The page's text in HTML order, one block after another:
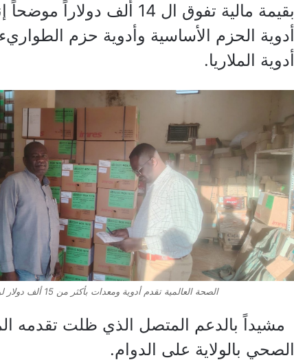
بقيمة مالية تفوق ال 14 ألف
أدوية الحزم الأساسية وأدوية حزم
أدوية الملاريا.
الصحة العالمية تقدم أدوية ومعدات بأكثر من 15 ألف دولار لولاية القضارف
مشيداً بالدعم المتصل الذي ظلت تقدمه
الصحي بالولاية على الدوام.